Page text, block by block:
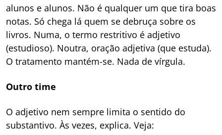
alunos e alunos. Não é qualquer um que tira boas
notas. Só chega lá quem se debruça sobre os
livros. Numa, o termo restritivo é adjetivo
(estudioso). Noutra, oração adjetiva (que estuda).
O tratamento mantém-se. Nada de vírgula.
Outro time
O adjetivo nem sempre limita o sentido do
substantivo. Às vezes, explica. Veja: